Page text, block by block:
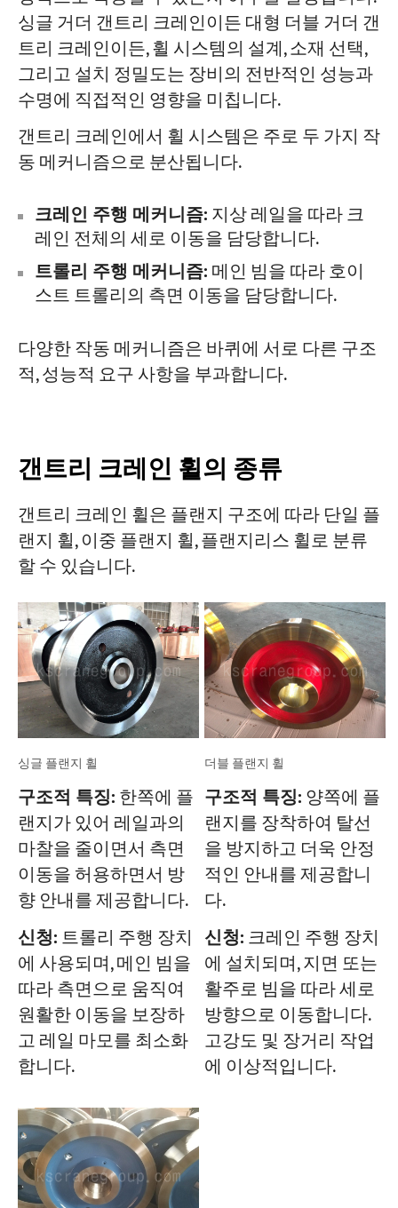
프로젝트
블로그
문의하기
싱글 거더 갠트리 크레인이든 대형 더블 거더 갠
트리 크레인이든, 휠 시스템의 설계, 소재 선택,
그리고 설치 정밀도는 장비의 전반적인 성능과
수명에 직접적인 영향을 미칩니다.
갠트리 크레인에서 휠 시스템은 주로 두 가지 작
동 메커니즘으로 분산됩니다.
크레인 주행 메커니즘:지상 레일을 따라 크
레인 전체의 세로 이동을 담당합니다.
트롤리 주행 메커니즘:메인 빔을 따라 호이
스트 트롤리의 측면 이동을 담당합니다.
다양한 작동 메커니즘은 바퀴에 서로 다른 구조
적, 성능적 요구 사항을 부과합니다.
갠트리 크레인 휠의 종류
갠트리 크레인 휠은 플랜지 구조에 따라 단일 플
랜지 휠, 이중 플랜지 휠, 플랜지리스 휠로 분류
할 수 있습니다.
싱글 플랜지 휠
구조적 특징:한쪽에 플
랜지가 있어 레일과의
마찰을 줄이면서 측면
이동을 허용하면서 방
향 안내를 제공합니다.
신청:트롤리 주행 장치
에 사용되며, 메인 빔을
따라 측면으로 움직여
원활한 이동을 보장하
고 레일 마모를 최소화
합니다.
더블 플랜지 휠
구조적 특징:양쪽에 플
랜지를 장착하여 탈선
을 방지하고 더욱 안정
적인 안내를 제공합니
다.
신청:크레인 주행 장치
에 설치되며, 지면 또는
활주로 빔을 따라 세로
방향으로 이동합니다.
고강도 및 장거리 작업
에 이상적입니다.